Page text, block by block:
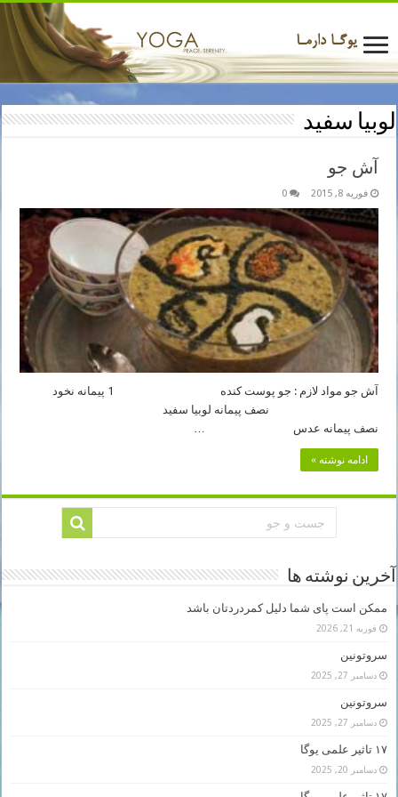
لوبیا سفید
آش جو
فوریه 8, 2015 0
آش جو مواد لازم : جو پوست کنده 1 پیمانه نخود
نصف پیمانه لوبیا سفید
نصف پیمانه عدس …
ادامه نوشته »
آخرین نوشته ها
ممکن است پای شما دلیل کمردردتان باشد
فوریه 21, 2026
سروتونین
دسامبر 27, 2025
سروتونین
دسامبر 27, 2025
۱۷ تاثیر علمی یوگا
دسامبر 20, 2025